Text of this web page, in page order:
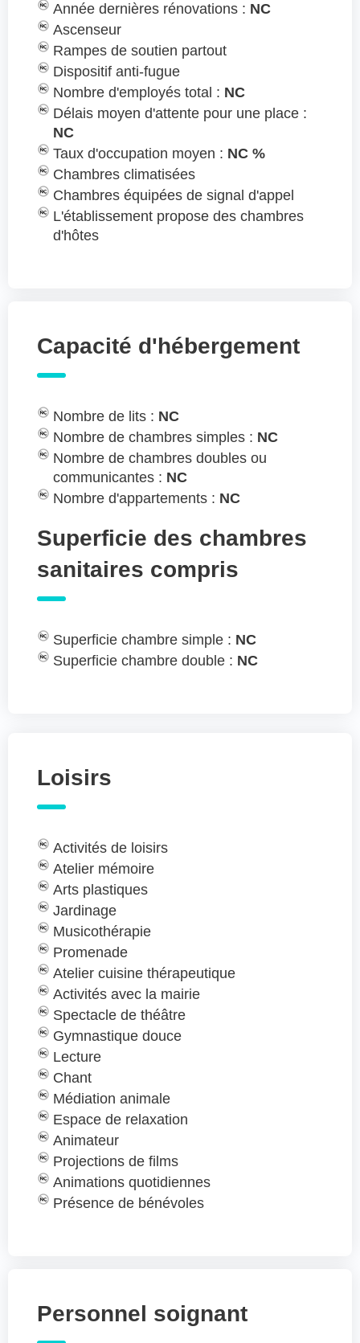
Année dernières rénovations : NC
Ascenseur
Rampes de soutien partout
Dispositif anti-fugue
Nombre d'employés total : NC
Délais moyen d'attente pour une place :
NC
Taux d'occupation moyen : NC %
Chambres climatisées
Chambres équipées de signal d'appel
L'établissement propose des chambres
d'hôtes
Capacité d'hébergement
Nombre de lits : NC
Nombre de chambres simples : NC
Nombre de chambres doubles ou
communicantes : NC
Nombre d'appartements : NC
Superficie des chambres
sanitaires compris
Superficie chambre simple : NC
Superficie chambre double : NC
Loisirs
Activités de loisirs
Atelier mémoire
Arts plastiques
Jardinage
Musicothérapie
Promenade
Atelier cuisine thérapeutique
Activités avec la mairie
Spectacle de théâtre
Gymnastique douce
Lecture
Chant
Médiation animale
Espace de relaxation
Animateur
Projections de films
Animations quotidiennes
Présence de bénévoles
Personnel soignant